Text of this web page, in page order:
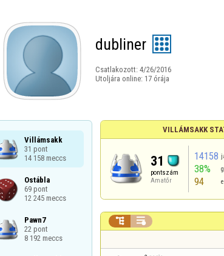
dubliner
Csatlakozott: 4/26/2016
Utoljára online: 17 órája
Villámsakk
31 pont
14 158 meccs
Ostábla
69 pont
12 245 meccs
Pawn7
22 pont
8 192 meccs
VILLÁMSAKK
31
pontszám
Amatőr
14158
38%
94
 